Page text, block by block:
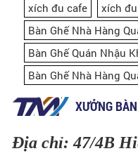
xích đu cafe
xích
Bàn Ghế Nhà Hàng
Bàn Ghế Quán Nhậu
Bàn Ghế Nhà Hàng
XƯỞNG
Địa chỉ: 47/4B